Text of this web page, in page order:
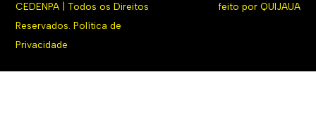
CEDENPA | Todos os Direitos
Reservados.Política de
Privacidade
feito por QUIJAUA